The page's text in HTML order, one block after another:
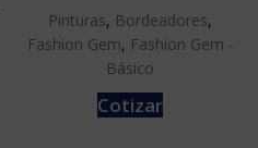
Pinturas, Bordeadores,
Fashion Gem, Fashion Gem -
Básico
Cotizar